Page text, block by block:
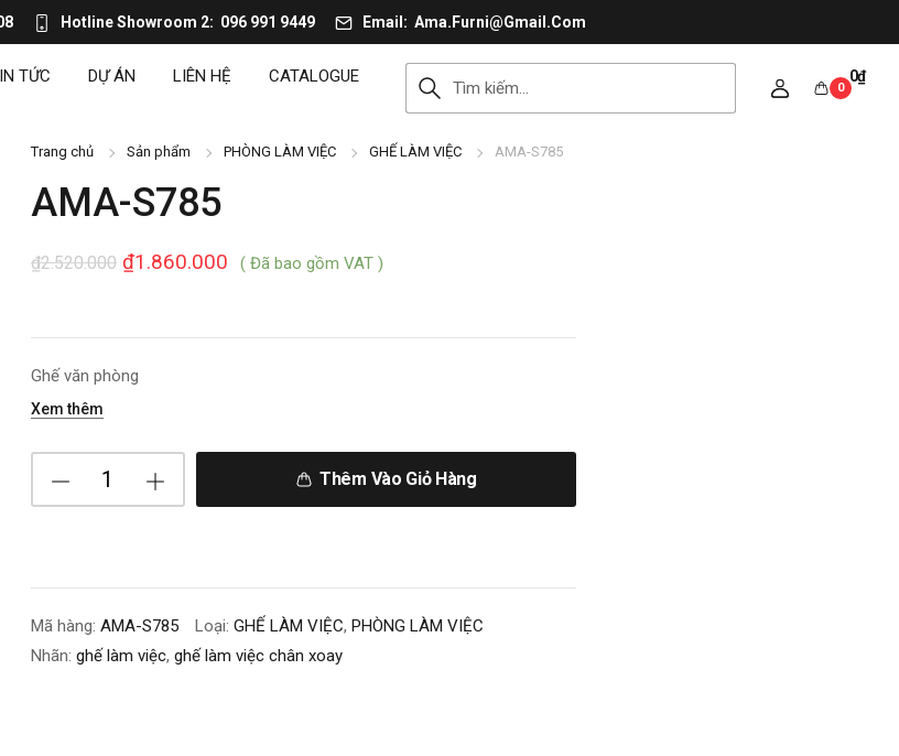
Hotline Showroom 2 096 991 9449 Email Ama.Furni@Gmail.Com
TỨC DỰ ÁN LIÊN HỆ CATALOGUE 0₫
0
Trang chủ Sản phẩm PHÒNG LÀM VIỆC GHẾ LÀM VIỆC AMA-S785
AMA-S785
2.520.000
₫ 1.860.000
₫ ( Đã bao gồm VAT )
Ghế văn phòng
Xem thêm
Thêm Vào Giỏ Hàng
Mã hàng: AMA-S785 Loại: GHẾ LÀM VIỆC, PHÒNG LÀM VIỆC
Nhãn: ghế làm việc, ghế làm việc chân xoay